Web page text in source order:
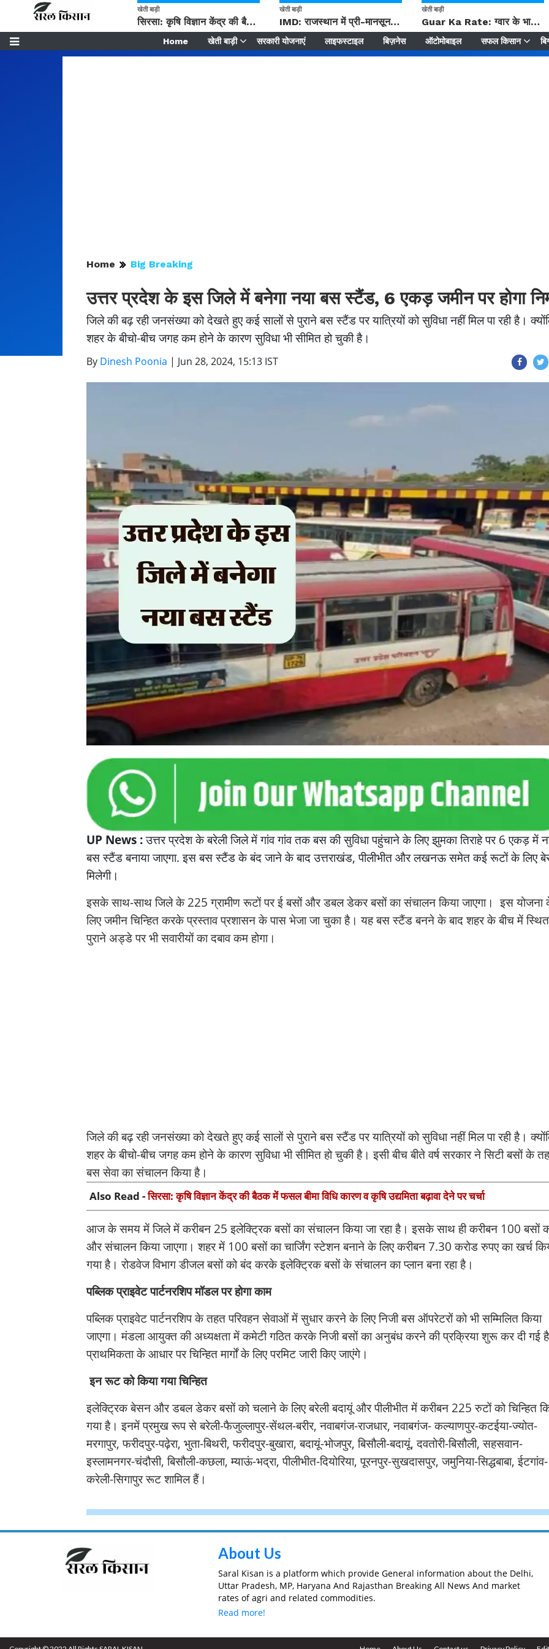
खेती बाड़ी
सिरसा: कृषि विज्ञान केंद्र की बैठक में फसल बीमा विधि कारण व कृषि उद्यमिता बढ़ावा देने पर चर्चा
खेती बाड़ी
IMD: राजस्थान में प्री-मानसून की सामान्य से 74% अधिक बारिश, दस्तक में देरी और मानसून कमजोर रहेगा
खेती बाड़ी
Guar Ka Rate: ग्वार के भाव में हल्की बढ़ोतरी, बढ़ सकता है बुवाई का रकबा
Home खेती बाड़ी सरकारी योजनाएं लाइफस्टाइल बिज़नेस ऑटोमोबाइल सफल किसान
Home Big Breaking
उत्तर प्रदेश के इस जिले में बनेगा नया बस स्टैंड, 6 एकड़ जमीन पर होगा
जिले की बढ़ रही जनसंख्या को देखते हुए कई सालों से पुराने बस स्टैंड पर यात्रियों को सुविधा नहीं मिल पा रही है।
शहर के बीचो-बीच जगह कम होने के कारण सुविधा भी सीमित हो चुकी है।
By Dinesh Poonia | Jun 28, 2024, 15:13 IST
UP News :उत्तर प्रदेश के बरेली जिले में गांव गांव तक बस की सुविधा पहुंचाने के लिए झुमका तिराहे पर 6 एकड़ में
बस स्टैंड बनाया जाएगा. इस बस स्टैंड के बंद जाने के बाद उत्तराखंड, पीलीभीत और लखनऊ समेत कई रूटों के लिए
मिलेगी।
इसके साथ-साथ जिले के 225 ग्रामीण रूटों पर ई बसों और डबल डेकर बसों का संचालन किया जाएगा। इस योजना
लिए जमीन चिन्हित करके प्रस्ताव प्रशासन के पास भेजा जा चुका है। यह बस स्टैंड बनने के बाद शहर के बीच में स्थित
पुराने अड्डे पर भी सवारीयों का दबाव कम होगा।
जिले की बढ़ रही जनसंख्या को देखते हुए कई सालों से पुराने बस स्टैंड पर यात्रियों को सुविधा नहीं मिल पा रही है।
शहर के बीचो-बीच जगह कम होने के कारण सुविधा भी सीमित हो चुकी है। इसी बीच बीते वर्ष सरकार ने सिटी बसों के
बस सेवा का संचालन किया है।
Also Read -सिरसा: कृषि विज्ञान केंद्र की बैठक में फसल बीमा विधि कारण व कृषि उद्यमिता बढ़ावा देने पर चर्चा
आज के समय में जिले में करीबन 25 इलेक्ट्रिक बसों का संचालन किया जा रहा है। इसके साथ ही करीबन 100 बसों
और संचालन किया जाएगा। शहर में 100 बसों का चार्जिंग स्टेशन बनाने के लिए करीबन 7.30 करोड रुपए का खर्च
गया है। रोडवेज विभाग डीजल बसों को बंद करके इलेक्ट्रिक बसों के संचालन का प्लान बना रहा है।
पब्लिक प्राइवेट पार्टनरशिप मॉडल पर होगा काम
पब्लिक प्राइवेट पार्टनरशिप के तहत परिवहन सेवाओं में सुधार करने के लिए निजी बस ऑपरेटरों को भी सम्मिलित किया
जाएगा। मंडला आयुक्त की अध्यक्षता में कमेटी गठित करके निजी बसों का अनुबंध करने की प्रक्रिया शुरू कर दी गई
प्राथमिकता के आधार पर चिन्हित मार्गों के लिए परमिट जारी किए जाएंगे।
इन रूट को किया गया चिन्हित
इलेक्ट्रिक बेसन और डबल डेकर बसों को चलाने के लिए बरेली बदायूं और पीलीभीत में करीबन 225 रुटों को चिन्हित
गया है। इनमें प्रमुख रूप से बरेली-फैजुल्लापुर-सेंथल-बरीर, नवाबगंज-राजधार, नवाबगंज- कल्याणपुर-कटईया-ज्योत-
मरगापुर, फरीदपुर-पढ़ेरा, भुता-बिथरी, फरीदपुर-बुखारा, बदायूं-भोजपुर, बिसौली-बदायूं, दवतोरी-बिसौली, सहसवान-
इस्लामनगर-चंदौसी, बिसौली-कछला, म्याऊं-भद्रा, पीलीभीत-दियोरिया, पूरनपुर-सुखदासपुर, जमुनिया-सिद्धबाबा, ईटगांव-
करेली-सिगापुर रूट शामिल हैं।
About Us
Saral Kisan is a platform which provide General information about the Delhi,
Uttar Pradesh, MP, Haryana And Rajasthan Breaking All News And market
rates of agri and related commodities.
Read more!